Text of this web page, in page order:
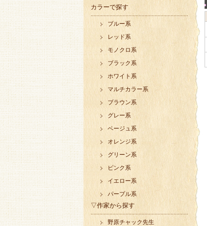
カラーで探す
ブルー系
レッド系
モノクロ系
ブラック系
ホワイト系
マルチカラー系
ブラウン系
グレー系
ベージュ系
オレンジ系
グリーン系
ピンク系
イエロー系
パープル系
▽作家から探す
野原チャック先生